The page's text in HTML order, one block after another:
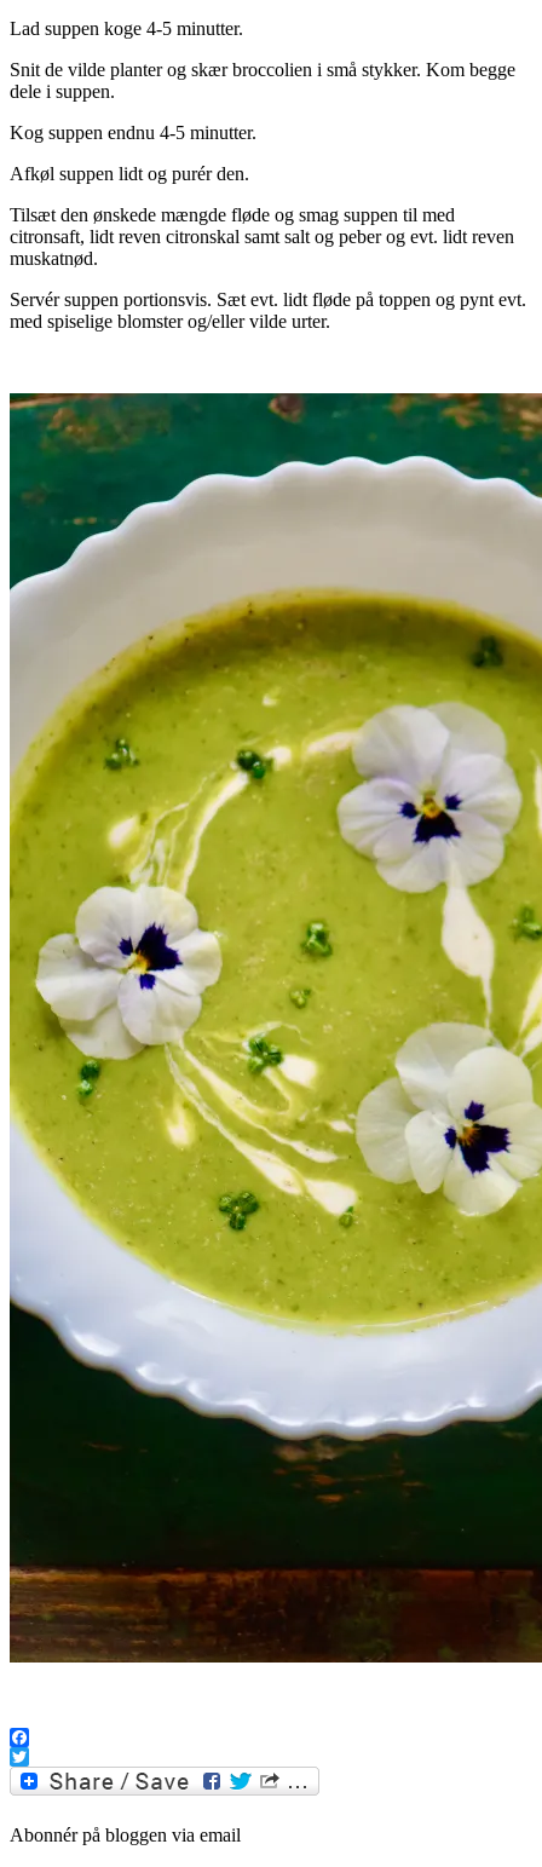
Lad suppen koge 4-5 minutter.
Snit de vilde planter og skær broccolien i små stykker. Kom begge
dele i suppen.
Kog suppen endnu 4-5 minutter.
Afkøl suppen lidt og purér den.
Tilsæt den ønskede mængde fløde og smag suppen til med
citronsaft, lidt reven citronskal samt salt og peber og evt. lidt reven
muskatnød.
Servér suppen portionsvis. Sæt evt. lidt fløde på toppen og pynt evt.
med spiselige blomster og/eller vilde urter.
Facebook
Twitter
Abonnér på bloggen via email